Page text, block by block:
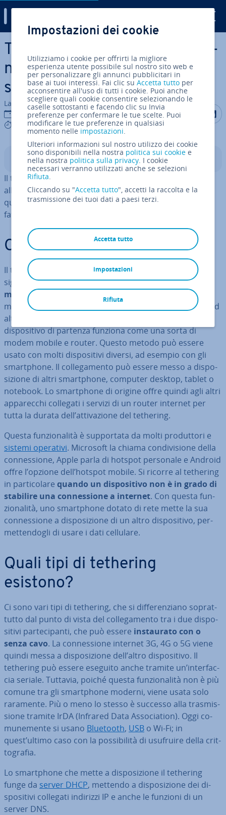
Vai al contenuto prin­ci­pa­le
Tethering: con­di­vi­de­re la con­
nes­sio­ne mobile con altri di­
spo­si­ti­vi
La redazione di IONOS
10 mag 2023
6 mins
Condividi
Indice
Il tethering permette a un altro di­spo­si­ti­vo di accedere
alla con­nes­sio­ne mobile del vostro smart­pho­ne. La
qualità della tra­smis­sio­ne dipende tuttavia da diversi
fattori.
Cos’è il tethering?
Il termine “tethering” deriva dall’inglese “to tether”, che
significa “legare”. Questa fun­zio­na­li­tà permette di
mettere la con­nes­sio­ne internet di un di­spo­si­ti­vo
mobile a di­spo­si­zio­ne di altri di­spo­si­ti­vi. Per­met­ten­do ad
altri di­spo­si­ti­vi di accedere a internet, con il tethering il
di­spo­si­ti­vo di partenza funziona come una sorta di
modem mobile e router. Questo metodo può essere
usato con molti di­spo­si­ti­vi diversi, ad esempio con gli
smart­pho­ne. Il col­le­ga­men­to può essere messo a di­spo­
si­zio­ne di altri smart­pho­ne, computer desktop, tablet o
notebook. Lo smart­pho­ne di origine offre quindi agli altri
ap­pa­rec­chi collegati i servizi di un router internet per
tutta la durata dell’at­ti­va­zio­ne del tethering.
Questa fun­zio­na­li­tà è sup­por­ta­ta da molti pro­dut­to­ri e
sistemi operativi. Microsoft la chiama con­di­vi­sio­ne della
con­nes­sio­ne, Apple parla di hotspot personale e Android
offre l’opzione dell’hotspot mobile. Si ricorre al tethering
in par­ti­co­la­re quando un di­spo­si­ti­vo non è in grado di
stabilire una con­nes­sio­ne a internet. Con questa fun­
zio­na­li­tà, uno smart­pho­ne dotato di rete mette la sua
con­nes­sio­ne a di­spo­si­zio­ne di un altro di­spo­si­ti­vo, per­
met­ten­do­gli di usare i dati cellulare.
Quali tipi di tethering
esistono?
Ci sono vari tipi di tethering, che si dif­fe­ren­zia­no so­prat­
tut­to dal punto di vista del col­le­ga­men­to tra i due di­spo­
si­ti­vi par­te­ci­pan­ti, che può essere in­stau­ra­to con o
senza cavo. La con­nes­sio­ne internet 3G, 4G o 5G viene
quindi messa a di­spo­si­zio­ne dell’altro di­spo­si­ti­vo. Il
tethering può essere eseguito anche tramite un’in­ter­fac­
cia seriale. Tuttavia, poiché questa fun­zio­na­li­tà non è più
comune tra gli smart­pho­ne moderni, viene usata solo
raramente. Più o meno lo stesso è successo alla tra­smis­
sio­ne tramite IrDA (Infrared Data As­so­cia­tion). Oggi co­
mu­ne­men­te si usano Bluetooth, USB o Wi-Fi; in
quest’ultimo caso con la pos­si­bi­li­tà di usufruire della crit­
to­gra­fia.
Lo smart­pho­ne che mette a di­spo­si­zio­ne il tethering
funge da server DHCP, mettendo a di­spo­si­zio­ne dei di­
spo­si­ti­vi collegati indirizzi IP e anche le funzioni di un
server DNS.
Impostazioni dei cookie
Utilizziamo i cookie per offrirti la migliore
esperienza utente possibile sul nostro sito web e
per personalizzare gli annunci pubblicitari in
base ai tuoi interessi. Fai clic suAccetta tutto per
acconsentire all'uso di tutti i cookie. Puoi anche
scegliere quali cookie consentire selezionando le
caselle sottostanti e facendo clic su Invia
preferenze per confermare le tue scelte. Puoi
modificare le tue preferenze in qualsiasi
momento nelle impostazioni.
Ulteriori informazioni sul nostro utilizzo dei cookie
sono disponibili nella nostra politica sui cookie e
nella nostra politica sulla privacy. I cookie
necessari verranno utilizzati anche se selezioni
Rifiuta.
Cliccando su "Accetta tutto", accetti la raccolta e la
trasmissione dei tuoi dati a paesi terzi.
Accetta tutto
Rifiuta
impostazioni